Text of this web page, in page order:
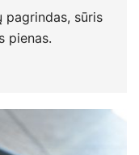
pagrindas, sūris
pienas.